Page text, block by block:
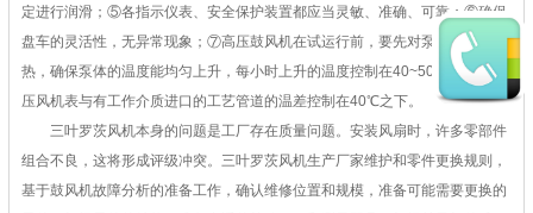
定进行润滑；⑤各指示仪表、安全保护装置都应当灵敏、准确、可靠；⑥确保
盘车的灵活性，无异常现象；⑦高压鼓风机在试运行前，要先对泵体进行预
热，确保泵体的温度能均匀上升，每小时上升的温度控制在40~50℃之间。高
压风机表与有工作介质进口的工艺管道的温差控制在40℃之下。
三叶罗茨风机本身的问题是工厂存在质量问题。安装风扇时，许多零部件
组合不良，这将形成评级冲突。三叶罗茨风机生产厂家维护和零件更换规则，
基于鼓风机故障分析的准备工作，确认维修位置和规模，准备可能需要更换的